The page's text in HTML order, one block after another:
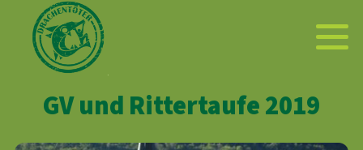
GV und Rittertaufe 2019